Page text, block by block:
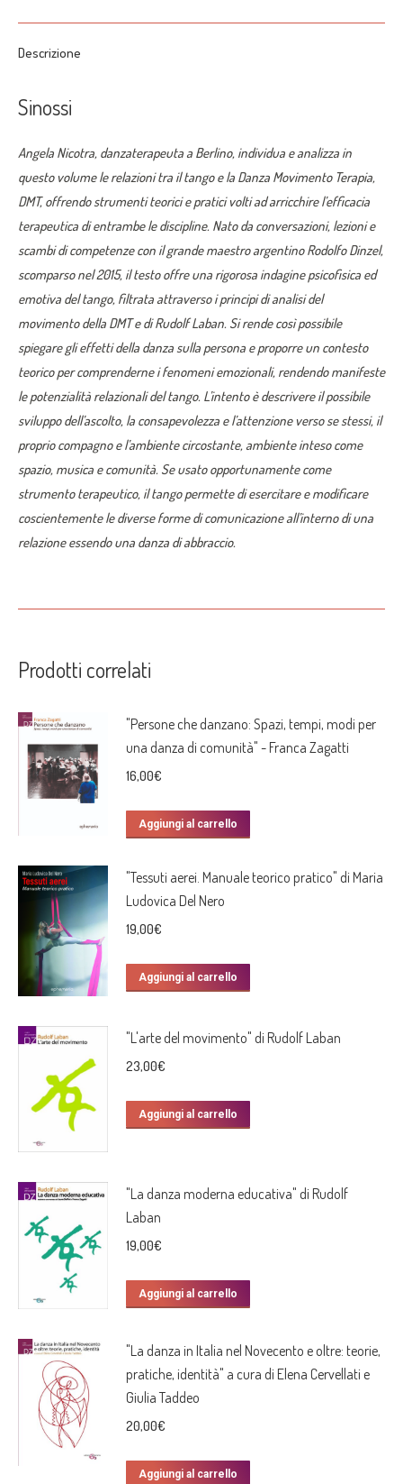
maestro
Dinzel"
di
Angela
Nicotra
quantità
Descrizione
Sinossi
Angela Nicotra, danzaterapeuta a Berlino, individua e analizza in
questo volume le relazioni tra il tango e la Danza Movimento Terapia,
DMT, offrendo strumenti teorici e pratici volti ad arricchire l’efficacia
terapeutica di entrambe le discipline. Nato da conversazioni, lezioni e
scambi di competenze con il grande maestro argentino Rodolfo Dinzel,
scomparso nel 2015, il testo offre una rigorosa indagine psicofisica ed
emotiva del tango, filtrata attraverso i principi di analisi del
movimento della DMT e di Rudolf Laban. Si rende così possibile
spiegare gli effetti della danza sulla persona e proporre un contesto
teorico per comprenderne i fenomeni emozionali, rendendo manifeste
le potenzialità relazionali del tango. L’intento è descrivere il possibile
sviluppo dell’ascolto, la consapevolezza e l’attenzione verso se stessi, il
proprio compagno e l’ambiente circostante, ambiente inteso come
spazio, musica e comunità. Se usato opportunamente come
strumento terapeutico, il tango permette di esercitare e modificare
coscientemente le diverse forme di comunicazione all’interno di una
relazione essendo una danza di abbraccio.
Prodotti correlati
"Persone che danzano: Spazi, tempi, modi per
una danza di comunità" - Franca Zagatti
16,00€
Aggiungi al carrello
"Tessuti aerei. Manuale teorico pratico" di Maria
Ludovica Del Nero
19,00€
Aggiungi al carrello
"L'arte del movimento" di Rudolf Laban
23,00€
Aggiungi al carrello
"La danza moderna educativa" di Rudolf
Laban
19,00€
Aggiungi al carrello
"La danza in Italia nel Novecento e oltre: teorie,
pratiche, identità" a cura di Elena Cervellati e
Giulia Taddeo
20,00€
Aggiungi al carrello